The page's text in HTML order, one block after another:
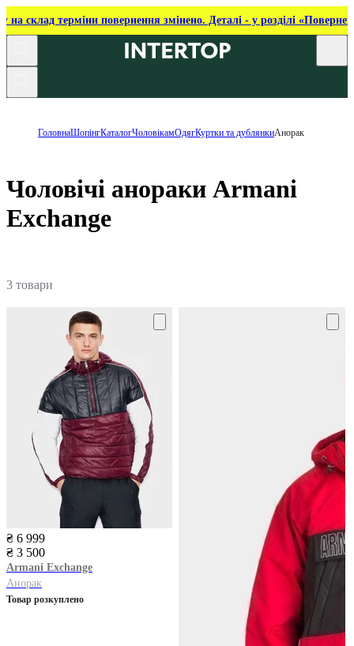
на склад терміни повернення змінено. Деталі - у розділі
ГоловнаШопінгКаталогЧоловікамОдягКуртки та дублянкиАнорак
Чоловічі анораки Armani
Exchange
3 товари
₴ 6 999
₴ 3 500
Armani Exchange
Анорак
Товар розкуплено